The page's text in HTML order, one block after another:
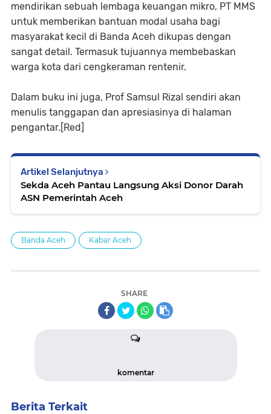
mendirikan sebuah lembaga keuangan mikro, PT MMS
untuk memberikan bantuan modal usaha bagi
masyarakat kecil di Banda Aceh dikupas dengan
sangat detail. Termasuk tujuannya membebaskan
warga kota dari cengkeraman rentenir.
Dalam buku ini juga, Prof Samsul Rizal sendiri akan
menulis tanggapan dan apresiasinya di halaman
pengantar.[Red]
Artikel Selanjutnya
Sekda Aceh Pantau Langsung Aksi Donor Darah
ASN Pemerintah Aceh
Banda Aceh Kabar Aceh
SHARE
komentar
Berita Terkait